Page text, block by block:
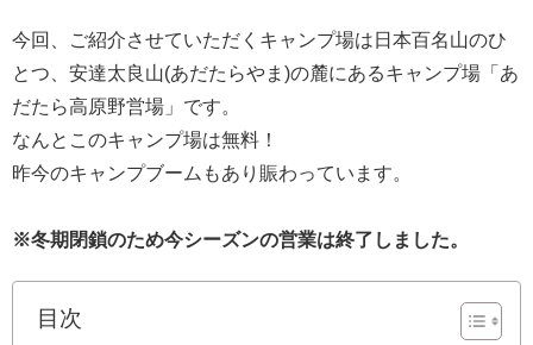
今回、ご紹介させていただくキャンプ場は日本百名山のひ
とつ、安達太良山(あだたらやま)の麓にあるキャンプ場「あ
だたら高原野営場」です。
なんとこのキャンプ場は無料！
昨今のキャンプブームもあり賑わっています。
※冬期閉鎖のため今シーズンの営業は終了しました。
目次